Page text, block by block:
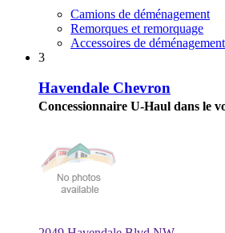
Camions de déménagement
Remorques et remorquage
Accessoires de déménagement
3
Havendale Chevron
Concessionnaire U-Haul dans le